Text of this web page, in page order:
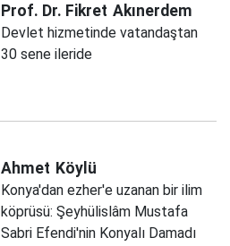
Prof. Dr. Fikret Akınerdem
Devlet hizmetinde vatandaştan
30 sene ileride
Ahmet Köylü
Konya'dan ezher'e uzanan bir ilim
köprüsü: Şeyhülislâm Mustafa
Sabri Efendi'nin Konyalı Damadı